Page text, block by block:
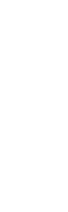
引退する
る言葉は
つ
悠 出川ガール